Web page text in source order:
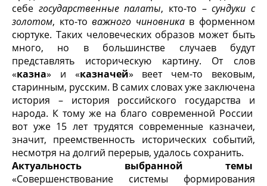
себе государственные палаты, кто-то –сундуки с
золотом, кто-товажного чиновникав форменном
сюртуке. Таких человеческих образов может быть
много, но в большинстве случаев будут
представлять историческую картину. От слов
«казна» и «казначей» веет чем-то вековым,
старинным, русским. В самих словах уже заключена
история – история российского государства и
народа. К тому же на благо современной России
вот уже 15 лет трудятся современные казначеи,
значит, преемственность исторических событий,
несмотря на долгий перерыв, удалось сохранить.
Актуальность выбранной темы
«Совершенствование системы формирования